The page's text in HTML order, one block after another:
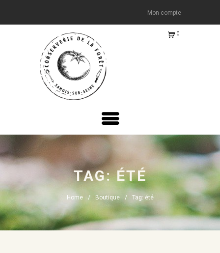
Mon compte
0
TAG: ÉTÉ
Home Boutique Tag: été